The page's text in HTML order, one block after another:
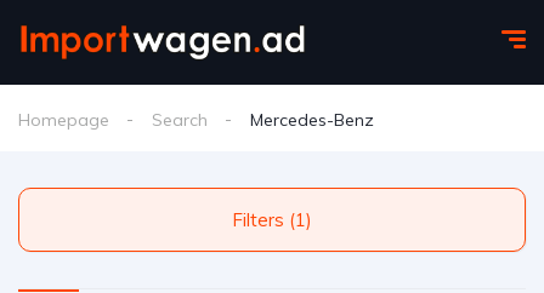
Homepage Search Mercedes-Benz
Filters (1)